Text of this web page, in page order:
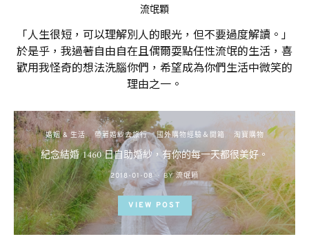
流氓顆
「人生很短，可以理解別人的眼光，但不要過度解讀。」
於是乎，我過著自由自在且偶爾耍點任性流氓的生活，喜
歡用我怪奇的想法洗腦你們，希望成為你們生活中微笑的
理由之一。
婚姻 & 生活 帶著婚紗去旅行 國外購物經驗＆開箱 淘寶購物
紀念結婚 1460 日自助婚紗，有你的每一天都很美好。
POSTED
ON
2018-01-08 BY 流氓顆
VIEW POST